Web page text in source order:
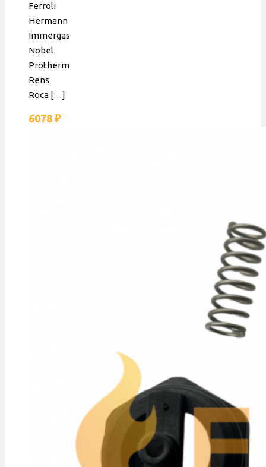
Ferroli
Hermann
Immergas
Nobel
Protherm
Rens
Roca […]
6078 ₽